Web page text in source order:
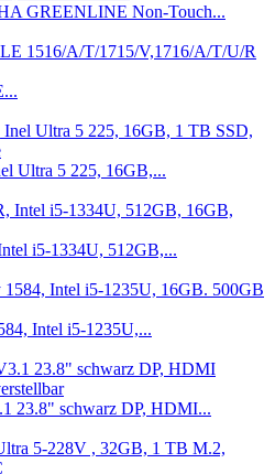
GREENLINE Non-Touch...
Ultra 5 225, 16GB,...
i5-1334U, 512GB,...
Intel i5-1235U,...
23.8" schwarz DP, HDMI...